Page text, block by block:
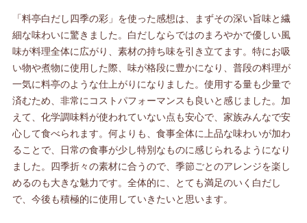
「料亭白だし四季の彩」を使った感想は、まずその深い旨味と繊
細な味わいに驚きました。白だしならではのまろやかで優しい風
味が料理全体に広がり、素材の持ち味を引き立てます。特にお吸
い物や煮物に使用した際、味が格段に豊かになり、普段の料理が
一気に料亭のような仕上がりになりました。使用する量も少量で
済むため、非常にコストパフォーマンスも良いと感じました。加
えて、化学調味料が使われていない点も安心で、家族みんなで安
心して食べられます。何よりも、食事全体に上品な味わいが加わ
ることで、日常の食事が少し特別なものに感じられるようになり
ました。四季折々の素材に合うので、季節ごとのアレンジを楽し
めるのも大きな魅力です。全体的に、とても満足のいく白だし
で、今後も積極的に使用していきたいと思います。